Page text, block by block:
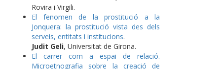
Rovira i Virgili.
El fenomen de la prostitució a la
Jonquera: la prostitució vista des dels
serveis, entitats i institucions.
Judit Geli, Universitat de Girona.
El carrer com a espai de relació.
Microetnografia sobre la creació de